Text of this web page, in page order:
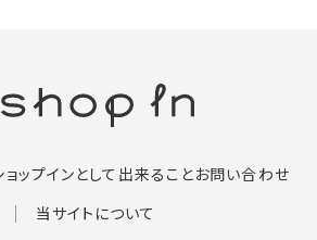
ョップインとして出来ることお問い合わせ
当サイトについて